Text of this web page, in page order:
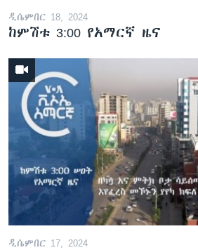
ዲሴምበር 18, 2024
ከምሽቱ 3:00 የአማርኛ ዜና
ዲሴምበር 17, 2024